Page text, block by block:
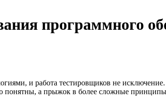
программного
и работа тестировщиков не
а прыжок в более сложные